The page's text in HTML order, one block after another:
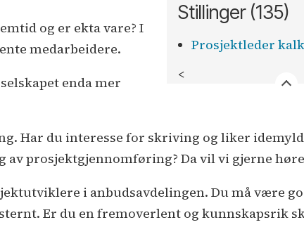
Stillinger (135)
Prosjektleder
<
og er ekta vare? I
medarbeidere.
enda mer
Har du interesse for skriving og liker
prosjektgjennomføring? Da vil vi gjerne
i anbudsavdelingen. Du må være
Er du en fremoverlent og kunnskapsrik